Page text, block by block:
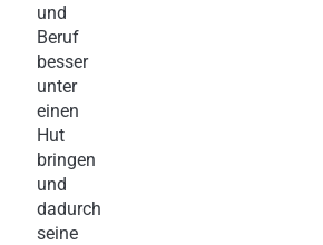
und
Beruf
besser
unter
einen
Hut
bringen
und
dadurch
seine